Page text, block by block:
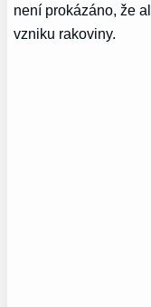
není prokázáno, že
vzniku rakoviny.